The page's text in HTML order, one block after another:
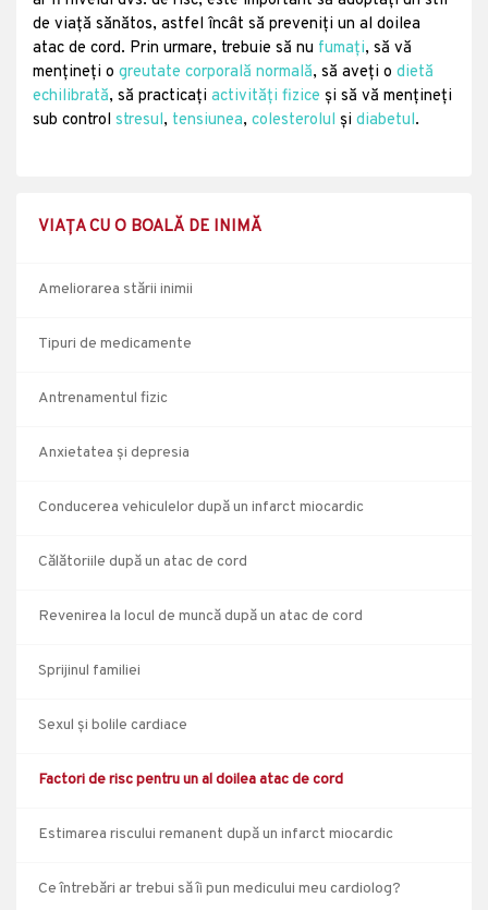
de viață sănătos, astfel încât să preveniți un al doilea
atac de cord. Prin urmare, trebuie să nu fumați, să vă
mențineți o greutate corporală normală, să aveți o dietă
echilibrată, să practicați activități fizice și să vă mențineți
sub control stresul, tensiunea, colesterolul și diabetul.
VIAȚA CU O BOALĂ DE INIMĂ
Ameliorarea stării inimii
Tipuri de medicamente
Antrenamentul fizic
Anxietatea și depresia
Conducerea vehiculelor după un infarct miocardic
Călătoriile după un atac de cord
Revenirea la locul de muncă după un atac de cord
Sprijinul familiei
Sexul și bolile cardiace
Factori de risc pentru un al doilea atac de cord
Estimarea riscului remanent după un infarct miocardic
Ce întrebări ar trebui să îi pun medicului meu cardiolog?